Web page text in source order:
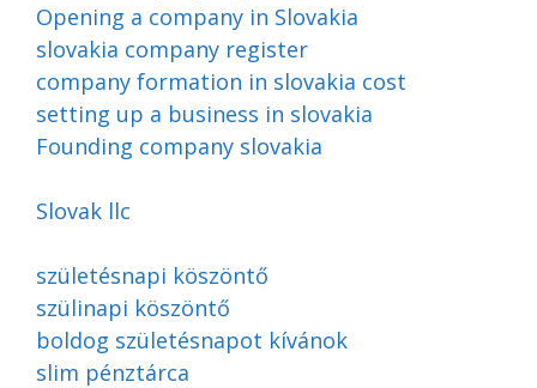
Opening a company in Slovakia
slovakia company register
company formation in slovakia cost
setting up a business in slovakia
Founding company slovakia
Slovak llc
születésnapi köszöntő
szülinapi köszöntő
boldog születésnapot kívánok
slim pénztárca